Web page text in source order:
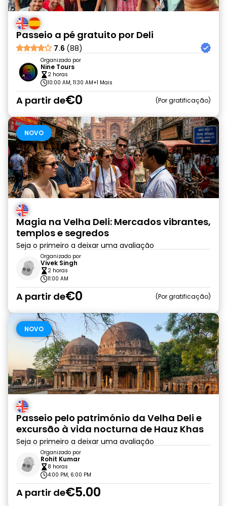
Passeio a pé gratuito por Deli
7.6 (88)
Organizado por
Nine Tours
2 horas
10:00 AM, 11:30 AM+1 Mais
A partir de€0 Por gratificação
NOVO
Magia na Velha Deli: Mercados vibrantes,
templos e segredos
Seja o primeiro a deixar uma avaliação
Organizado por
Vivek Singh
2 horas
11:00 AM
A partir de€0 Por gratificação
NOVO
Passeio pelo património da Velha Deli e
excursão à vida nocturna de Hauz Khas
Seja o primeiro a deixar uma avaliação
Organizado por
Rohit Kumar
8 horas
4:00 PM, 6:00 PM
A partir de€5.00